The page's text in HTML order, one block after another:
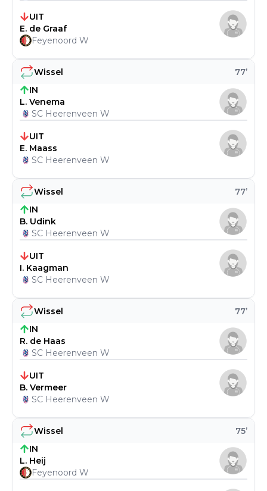
Wissel 75’
IN
L. Heij
Feyenoord W
Wissel 77’
IN
R. de Haas
SC Heerenveen W
UIT
B. Vermeer
SC Heerenveen W
Wissel 77’
IN
B. Udink
SC Heerenveen W
UIT
I. Kaagman
SC Heerenveen W
Wissel 77’
IN
L. Venema
SC Heerenveen W
UIT
E. Maass
SC Heerenveen W
UIT
E. de Graaf
Feyenoord W